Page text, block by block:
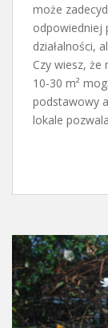
może
odpowiedniej
działalności,
Czy wiesz, że
10-30 m²
podstawowy
lokale